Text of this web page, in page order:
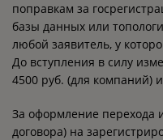
поправкам за
базы данных или
любой заявитель, у
До вступления в силу
4500 руб. (для компаний)
За оформление перехода
договора) на